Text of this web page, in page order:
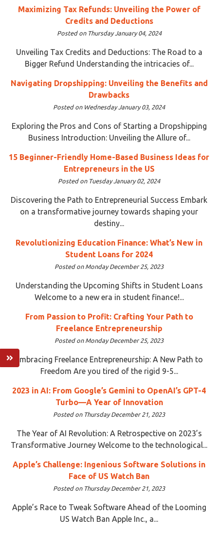
Maximizing Tax Refunds: Unveiling the Power of
Credits and Deductions
Posted on Thursday January 04, 2024
Unveiling Tax Credits and Deductions: The Road to a
Bigger Refund Understanding the intricacies of...
Navigating Dropshipping: Unveiling the Benefits and
Drawbacks
Posted on Wednesday January 03, 2024
Exploring the Pros and Cons of Starting a Dropshipping
Business Introduction: Unveiling the Allure of...
15 Beginner-Friendly Home-Based Business Ideas for
Entrepreneurs in the US
Posted on Tuesday January 02, 2024
Discovering the Path to Entrepreneurial Success Embark
on a transformative journey towards shaping your
destiny...
Revolutionizing Education Finance: What’s New in
Student Loans for 2024
Posted on Monday December 25, 2023
Understanding the Upcoming Shifts in Student Loans
Welcome to a new era in student finance!...
From Passion to Profit: Crafting Your Path to
Freelance Entrepreneurship
Posted on Monday December 25, 2023
Embracing Freelance Entrepreneurship: A New Path to
Freedom Are you tired of the rigid 9-5...
2023 in AI: From Google’s Gemini to OpenAI’s GPT-4
Turbo—A Year of Innovation
Posted on Thursday December 21, 2023
The Year of AI Revolution: A Retrospective on 2023’s
Transformative Journey Welcome to the technological...
Apple’s Challenge: Ingenious Software Solutions in
Face of US Watch Ban
Posted on Thursday December 21, 2023
Apple’s Race to Tweak Software Ahead of the Looming
US Watch Ban Apple Inc., a...